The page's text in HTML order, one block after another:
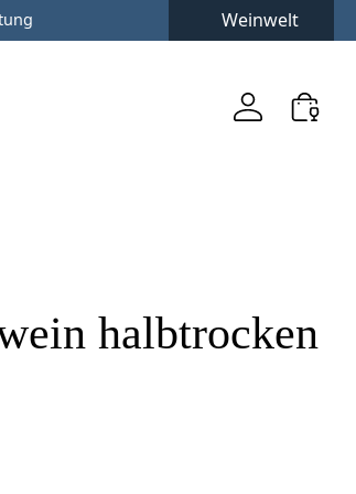
Weinwelt
halbtrocken